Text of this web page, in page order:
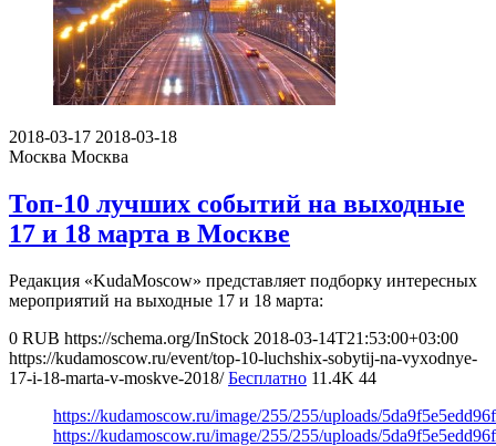
2018-03-17 2018-03-18
Москва Москва
Топ-10 лучших событий на выходные
17 и 18 марта в Москве
Редакция «KudaMoscow» представляет подборку интересных
мероприятий на выходные 17 и 18 марта:
0 RUB https://schema.org/InStock 2018-03-14T21:53:00+03:00
https://kudamoscow.ru/event/top-10-luchshix-sobytij-na-vyxodnye-
17-i-18-marta-v-moskve-2018/ Бесплатно 11.4K 44
https://kudamoscow.ru/image/255/255/uploads/
https://kudamoscow.ru/image/255/255/uploads/